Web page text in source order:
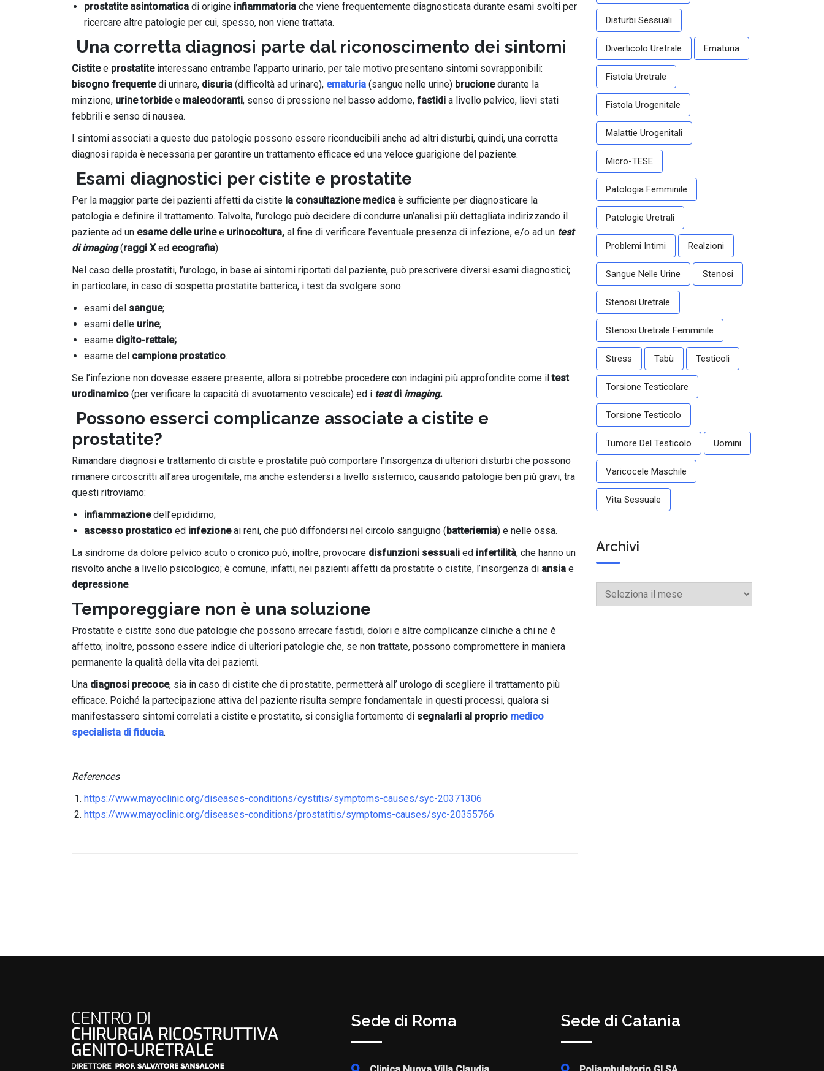
prostatite asintomatica di origine infiammatoria che viene frequentemente diagnosticata durante esami svolti per
ricercare altre patologie per cui, spesso, non viene trattata.
Una corretta diagnosi parte dal riconoscimento dei sintomi
Cistitee prostatiteinteressano entrambe l’apparto urinario, per tale motivo presentano sintomi sovrapponibili:
bisogno frequentedi urinare, disuria (difficoltà ad urinare), ematuria (sangue nelle urine) brucionedurante la
minzione, urine torbidee maleodoranti, senso di pressione nel basso addome, fastidi a livello pelvico, lievi stati
febbrili e senso di nausea.
I sintomi associati a queste due patologie possono essere riconducibili anche ad altri disturbi, quindi, una corretta
diagnosi rapida è necessaria per garantire un trattamento efficace ed una veloce guarigione del paziente.
Esami diagnostici per cistite e prostatite
Per la maggior parte dei pazienti affetti da cistite la consultazione medica è sufficiente per diagnosticare la
patologia e definire il trattamento. Talvolta, l’urologo può decidere di condurre un’analisi più dettagliata indirizzando il
paziente ad un esame delle urinee urinocoltura, al fine di verificare l’eventuale presenza di infezione, e/o ad un test
di imaging(raggi Xed ecografia).
Nel caso delle prostatiti, l’urologo, in base ai sintomi riportati dal paziente, può prescrivere diversi esami diagnostici;
in particolare, in caso di sospetta prostatite batterica, i test da svolgere sono:
esami del sangue;
esami delle urine;
esame digito-rettale;
esame del campione prostatico.
Se l’infezione non dovesse essere presente, allora si potrebbe procedere con indagini più approfondite come iltest
urodinamico (per verificare la capacità di svuotamento vescicale) ed i testdi imaging.
Possono esserci complicanze associate a cistite e
prostatite?
Rimandare diagnosi e trattamento di cistite e prostatite può comportare l’insorgenza di ulteriori disturbi che possono
rimanere circoscritti all’area urogenitale, ma anche estendersi a livello sistemico, causando patologie ben più gravi, tra
questi ritroviamo:
infiammazionedell’epididimo;
ascesso prostatico ed infezioneai reni, che può diffondersi nel circolo sanguigno (batteriemia) e nelle ossa.
La sindrome da dolore pelvico acuto o cronico può, inoltre, provocare disfunzioni sessuali ed infertilità, che hanno un
risvolto anche a livello psicologico; è comune, infatti, nei pazienti affetti da prostatite o cistite, l’insorgenza di ansia e
depressione.
Temporeggiare non è una soluzione
Prostatite e cistite sono due patologie che possono arrecare fastidi, dolori e altre complicanze cliniche a chi ne è
affetto; inoltre, possono essere indice di ulteriori patologie che, se non trattate, possono compromettere in maniera
permanente la qualità della vita dei pazienti.
Una diagnosi precoce, sia in caso di cistite che di prostatite, permetterà all’ urologo di scegliere il trattamento più
efficace. Poiché la partecipazione attiva del paziente risulta sempre fondamentale in questi processi, qualora si
manifestassero sintomi correlati a cistite e prostatite, si consiglia fortemente di segnalarli al proprio medico
specialista di fiducia.
References
https://www.mayoclinic.org/diseases-conditions/cystitis/symptoms-causes/syc-20371306
https://www.mayoclinic.org/diseases-conditions/prostatitis/symptoms-causes/syc-20355766
Disturbi Sessuali
Diverticolo Uretrale Ematuria
Fistola Uretrale
Fistola Urogenitale
Malattie Urogenitali
Micro-TESE
Patologia Femminile
Patologie Uretrali
Problemi Intimi Realzioni
Sangue Nelle Urine Stenosi
Stenosi Uretrale
Stenosi Uretrale Femminile
Stress Tabù Testicoli
Torsione Testicolare
Torsione Testicolo
Tumore Del Testicolo Uomini
Varicocele Maschile
Vita Sessuale
Archivi
Archivi
Sede di Roma Sede di Catania